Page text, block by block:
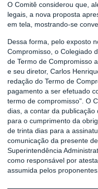
O Comitê considerou que,
legais, a nova proposta
em tela, mostrando-se
Dessa forma, pelo exposto
Compromisso, o Colegiado
de Termo de Compromisso
e seu diretor, Carlos
redação do Termo de
pagamento a ser efetuado
termo de compromisso". O
dias, a contar da publicação
para o cumprimento da
de trinta dias para a
comunicação da presente
Superintendência
como responsável por
assumida pelos proponentes.